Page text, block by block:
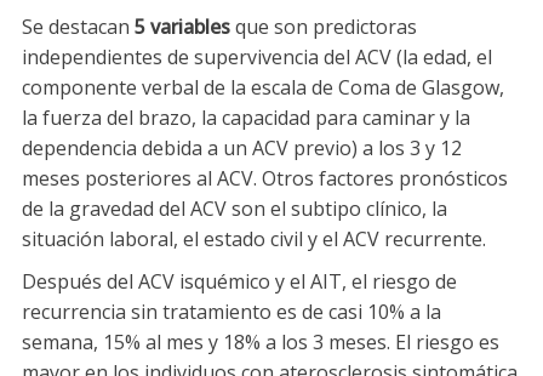
Se destacan 5 variablesque son predictoras
independientes de supervivencia del ACV (la edad, el
componente verbal de la escala de Coma de Glasgow,
la fuerza del brazo, la capacidad para caminar y la
dependencia debida a un ACV previo) a los 3 y 12
meses posteriores al ACV. Otros factores pronósticos
de la gravedad del ACV son el subtipo clínico, la
situación laboral, el estado civil y el ACV recurrente.
Después del ACV isquémico y el AIT, el riesgo de
recurrencia sin tratamiento es de casi 10% a la
semana, 15% al mes y 18% a los 3 meses. El riesgo es